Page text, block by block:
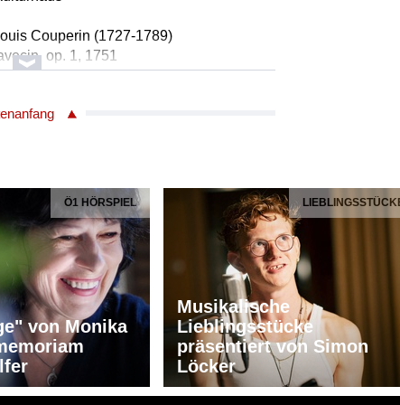
Couperin (1727-1789)
op. 1, 1751
1747
an Valmont
Dragosits, Cembalo
Fiocco (1703-1741)
die Marquise de Merteuil
Dragosits, Cembalo
Ö1 HÖRSPIEL
von Monika
Musikalische
Lieblingsstücke
präsentiert von Simon
Löcker